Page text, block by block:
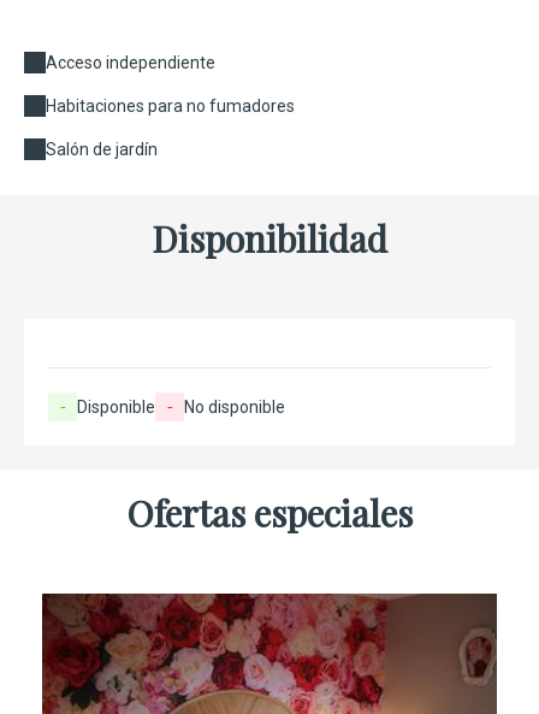
Acceso independiente
Habitaciones para no fumadores
Salón de jardín
Disponibilidad
- Disponible - No disponible
Ofertas especiales